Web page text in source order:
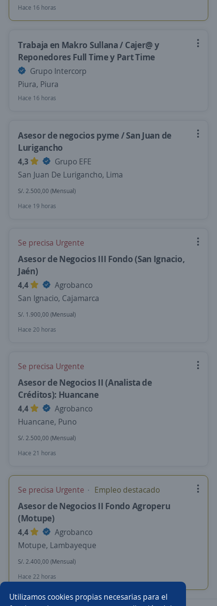
Hace 16 horas
Trabaja en Makro Sullana / Cajer@ y
Reponedores Full Time y Part Time
Grupo Intercorp
Piura, Piura
Hace 16 horas
Asesor de negocios pyme / San Juan de
Lurigancho
4,3
Grupo EFE
San Juan De Lurigancho, Lima
S/. 2.500,00 (Mensual)
Hace 19 horas
Se precisa Urgente
Asesor de Negocios III Fondo (San Ignacio,
Jaén)
4,4
Agrobanco
San Ignacio, Cajamarca
S/. 1.900,00 (Mensual)
Hace 20 horas
Se precisa Urgente
Asesor de Negocios II (Analista de
Créditos): Huancane
4,4
Agrobanco
Huancane, Puno
S/. 2.500,00 (Mensual)
Hace 21 horas
Se precisa Urgente Empleo destacado
Asesor de Negocios II Fondo Agroperu
(Motupe)
4,4
Agrobanco
Motupe, Lambayeque
S/. 2.400,00 (Mensual)
Hace 22 horas
Utilizamos cookies propias necesarias para el